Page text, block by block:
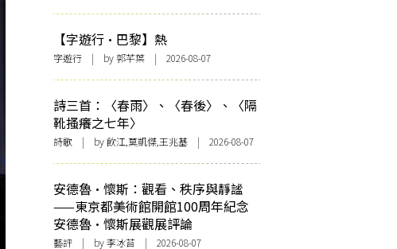
【字遊行·巴黎】熱
字遊行 | by 郭芊葉 | 2026-08-07
詩三首：〈春雨〉、〈春後〉、〈隔
靴搔癢之七年〉
詩歌 | by 飲江,莫凱傑,王兆基 | 2026-08-07
安德魯·懷斯：觀看、秩序與靜謐
——東京都美術館開館100周年紀念
安德魯·懷斯展觀展評論
藝評 | by 李冰苔 | 2026-08-07